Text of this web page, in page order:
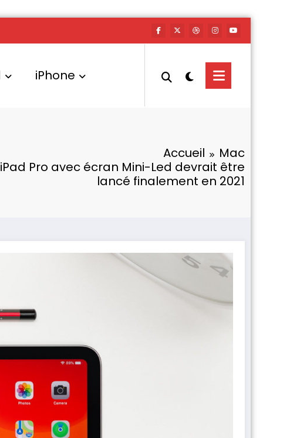
iPhone
Accueil
Mac
Pro avec écran Mini-Led devrait être
lancé finalement en 2021